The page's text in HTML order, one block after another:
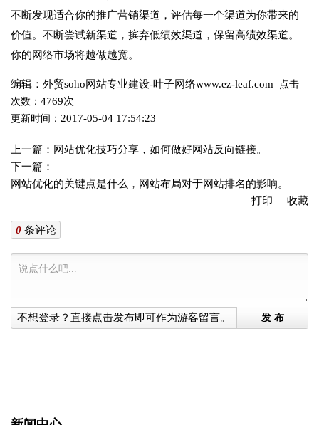
不断发现适合你的推广营销渠道，评估每一个渠道为你带来的
价值。不断尝试新渠道，摈弃低绩效渠道，保留高绩效渠道。
你的网络市场将越做越宽。
编辑：外贸soho网站专业建设-叶子网络www.ez-leaf.com 点击
次数： 4769次
更新时间： 2017-05-04 17:54:23
上一篇： 网站优化技巧分享，如何做好网站反向链接。
下一篇：
网站优化的关键点是什么，网站布局对于网站排名的影响。
收藏
打印
0 条评论
不想登录？直接点击发布即可作为游客留言。 发 布